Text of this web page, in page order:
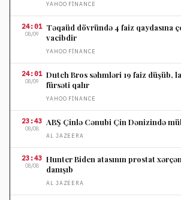
YAHOO FINANCE
24:01
08/09
Təqaüd dövründə 4 faiz qaydasına
vacibdir
YAHOO FINANCE
24:01
08/09
Dutch Bros səhmləri 19 faiz düşüb,
fürsəti qalır
YAHOO FINANCE
23:43
08/08
ABŞ Çinlə Cənubi Çin Dənizində
AL JAZEERA
23:43
08/08
Hunter Biden atasının prostat
danışıb
AL JAZEERA